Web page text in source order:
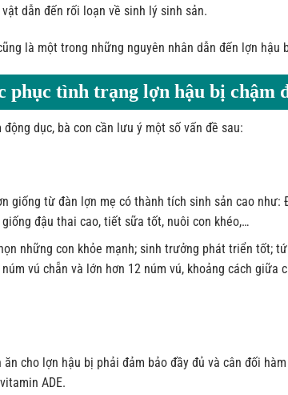
dẫn đến rối loạn về sinh lý sinh sản.
là một trong những nguyên nhân dẫn đến lợn hậu
phục tình trạng lợn hậu bị chậm
dục, bà con cần lưu ý một số vấn đề sau:
giống từ đàn lợn mẹ có thành tích sinh sản cao
đậu thai cao, tiết sữa tốt, nuôi con khéo,…
những con khỏe mạnh; sinh trưởng phát triển tốt;
vú chẵn và lớn hơn 12 núm vú, khoảng cách giữa
cho lợn hậu bị phải đảm bảo đầy đủ và cân đối
ADE.